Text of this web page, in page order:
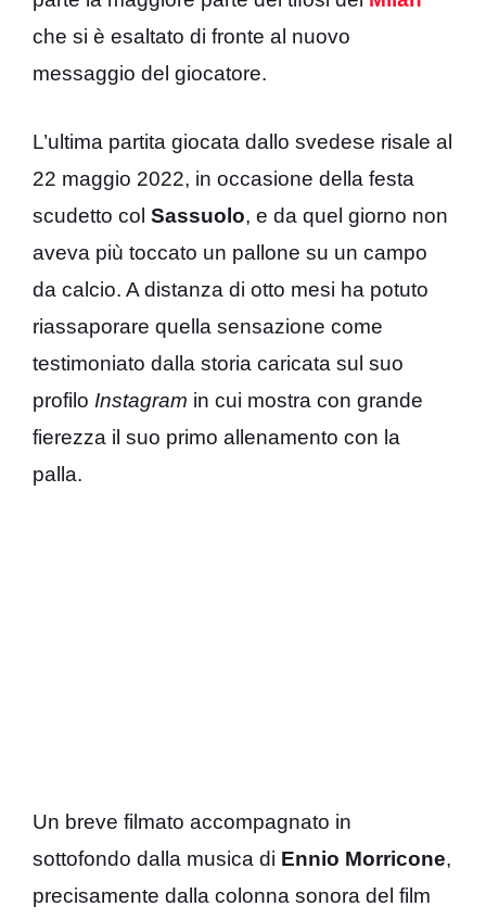
che si è esaltato di fronte al nuovo
messaggio del giocatore.
L’ultima partita giocata dallo svedese risale al
22 maggio 2022, in occasione della festa
scudetto col Sassuolo, e da quel giorno non
aveva più toccato un pallone su un campo
da calcio. A distanza di otto mesi ha potuto
riassaporare quella sensazione come
testimoniato dalla storia caricata sul suo
profilo Instagram in cui mostra con grande
fierezza il suo primo allenamento con la
palla.
Un breve filmato accompagnato in
sottofondo dalla musica di Ennio Morricone,
precisamente dalla colonna sonora del film